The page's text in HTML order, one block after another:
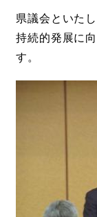
県議会といた
持続的発展に
す。